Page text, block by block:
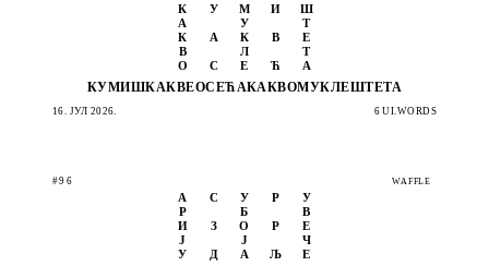
К У М И
Ш
А
У
Т
К
А К В
Е
В
Л
Т
О
С Е Ћ А
КУМИШКАКВЕОСЕЋАКАКВОМУКЛЕШТЕТА
16. ЈУЛ 2026. 6 UI.WORDS
#96 WAFFLE
А С У Р
У
Р
Б
В
И
З О Р
Е
Ј
Ј
Ч
У
Д А Љ Е